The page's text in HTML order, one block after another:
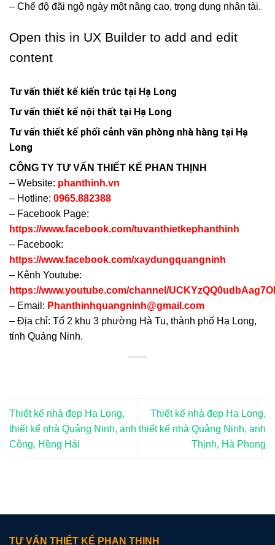
– Chế độ đãi ngộ ngày một nâng cao, trọng dụng nhân tài.
Open this in UX Builder to add and edit
content
Tư vấn thiết kế kiến trúc tại Hạ Long
Tư vấn thiết kế nội thất tại Hạ Long
Tư vấn thiết kế phối cảnh văn phòng nhà hàng tại Hạ
Long
CÔNG TY TƯ VẤN THIẾT KẾ PHAN THỊNH
– Website: phanthinh.vn
– Hotline: 0965.882388
– Facebook Page:
https://www.facebook.com/tuvanthietkephanthinh
– Facebook:
https://www.facebook.com/xaydungquangninh
– Kênh Youtube:
https://www.youtube.com/channel/
– Email: Phanthinhquangninh@gmail.com
– Địa chỉ: Tổ 2 khu 3 phường Hà Tu, thành phố Hạ Long,
tỉnh Quảng Ninh.
Thiết kế nhà đẹp Hạ Long,
thiết kế nhà Quảng Ninh, anh
Công, Hồng Hải
Thiết kế nhà đẹp Hạ Long,
thiết kế nhà Quảng Ninh, anh
Thịnh, Hà Phong
TƯ VẤN THIẾT KẾ PHAN THỊNH